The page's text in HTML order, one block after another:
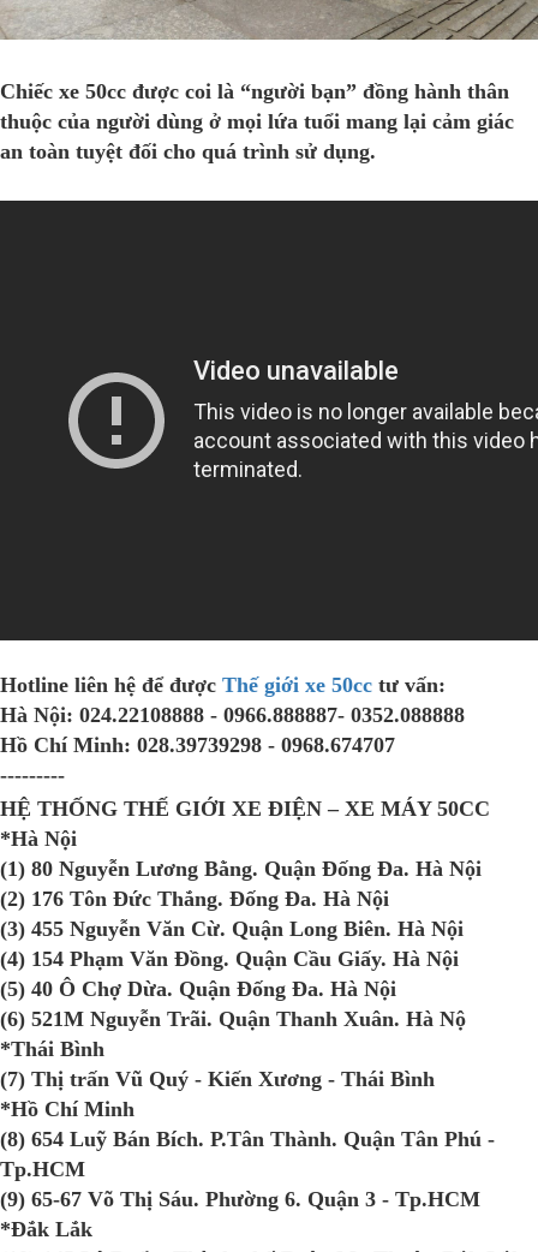
Chiếc xe 50cc được coi là “người bạn” đồng hành thân
thuộc của người dùng ở mọi lứa tuổi mang lại cảm giác
an toàn tuyệt đối cho quá trình sử dụng.
Hotline liên hệ để được Thế giới xe 50cc tư vấn:
Hà Nội: 024.22108888 - 0966.888887- 0352.088888
Hồ Chí Minh: 028.39739298 - 0968.674707
---------
HỆ THỐNG THẾ GIỚI XE ĐIỆN – XE MÁY 50CC
*Hà Nội
(1) 80 Nguyễn Lương Bằng. Quận Đống Đa. Hà Nội
(2) 176 Tôn Đức Thắng. Đống Đa. Hà Nội
(3) 455 Nguyễn Văn Cừ. Quận Long Biên. Hà Nội
(4) 154 Phạm Văn Đồng. Quận Cầu Giấy. Hà Nội
(5) 40 Ô Chợ Dừa. Quận Đống Đa. Hà Nội
(6) 521M Nguyễn Trãi. Quận Thanh Xuân. Hà Nộ
*Thái Bình
(7) Thị trấn Vũ Quý - Kiến Xương - Thái Bình
*Hồ Chí Minh
(8) 654 Luỹ Bán Bích. P.Tân Thành. Quận Tân Phú -
Tp.HCM
(9) 65-67 Võ Thị Sáu. Phường 6. Quận 3 - Tp.HCM
*Đắk Lắk